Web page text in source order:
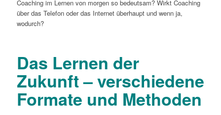
Coaching im Lernen von morgen so bedeutsam? Wirkt Coaching
über das Telefon oder das Internet überhaupt und wenn ja,
wodurch?
Das Lernen der
Zukunft – verschiedene
Formate und Methoden